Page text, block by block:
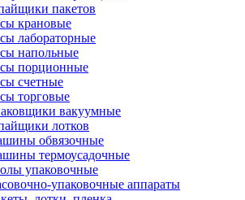
пакетов
крановые
лабораторные
напольные
порционные
счетные
торговые
вакуумные
лотков
обвязочные
термоусадочные
упаковочные
упаковочные аппараты